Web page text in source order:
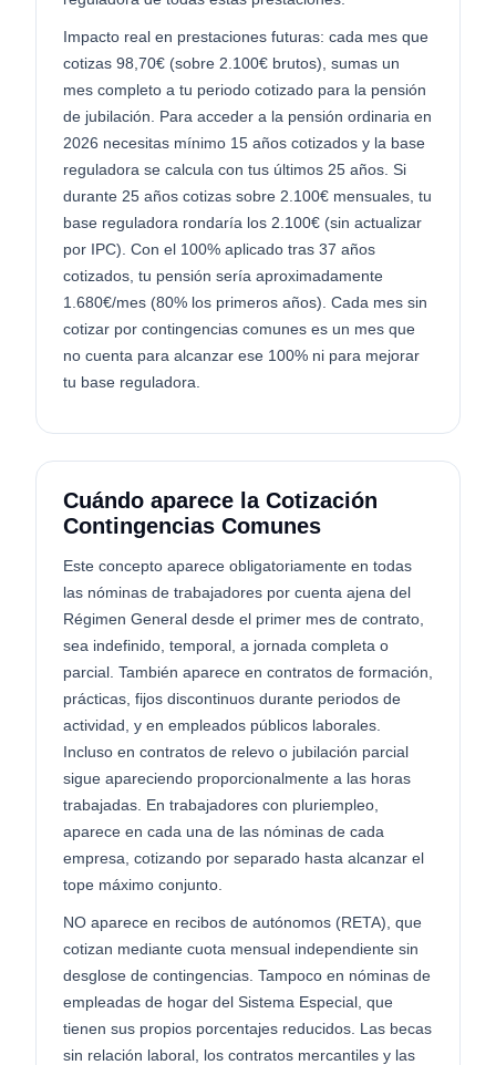
Impacto real en prestaciones futuras: cada mes que
cotizas 98,70€ (sobre 2.100€ brutos), sumas un
mes completo a tu periodo cotizado para la pensión
de jubilación. Para acceder a la pensión ordinaria en
2026 necesitas mínimo 15 años cotizados y la base
reguladora se calcula con tus últimos 25 años. Si
durante 25 años cotizas sobre 2.100€ mensuales, tu
base reguladora rondaría los 2.100€ (sin actualizar
por IPC). Con el 100% aplicado tras 37 años
cotizados, tu pensión sería aproximadamente
1.680€/mes (80% los primeros años). Cada mes sin
cotizar por contingencias comunes es un mes que
no cuenta para alcanzar ese 100% ni para mejorar
tu base reguladora.
Cuándo aparece la Cotización
Contingencias Comunes
Este concepto aparece obligatoriamente en todas
las nóminas de trabajadores por cuenta ajena del
Régimen General desde el primer mes de contrato,
sea indefinido, temporal, a jornada completa o
parcial. También aparece en contratos de formación,
prácticas, fijos discontinuos durante periodos de
actividad, y en empleados públicos laborales.
Incluso en contratos de relevo o jubilación parcial
sigue apareciendo proporcionalmente a las horas
trabajadas. En trabajadores con pluriempleo,
aparece en cada una de las nóminas de cada
empresa, cotizando por separado hasta alcanzar el
tope máximo conjunto.
NO aparece en recibos de autónomos (RETA), que
cotizan mediante cuota mensual independiente sin
desglose de contingencias. Tampoco en nóminas de
empleadas de hogar del Sistema Especial, que
tienen sus propios porcentajes reducidos. Las becas
sin relación laboral, los contratos mercantiles y las